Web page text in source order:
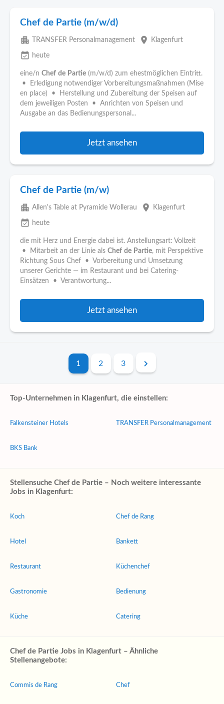
Chef de Partie (m/w/d)
apartment TRANSFER Personalmanagement place Klagenfurt
event_available heute
eine/n Chef de Partie (m/w/d) zum ehestmöglichen Eintritt.
• Erledigung notwendiger Vorbereitungsmaßnahmen (Mise
en place) • Herstellung und Zubereitung der Speisen auf
dem jeweiligen Posten • Anrichten von Speisen und
Ausgabe an das Bedienungspersonal...
Jetzt ansehen
Chef de Partie (m/w)
apartment Allen's Table at Pyramide Wollerau place Klagenfurt
event_available heute
die mit Herz und Energie dabei ist. Anstellungsart: Vollzeit
• Mitarbeit an der Linie als Chef de Partie, mit Perspektive
Richtung Sous Chef • Vorbereitung und Umsetzung
unserer Gerichte — im Restaurant und bei Catering-
Einsätzen • Verantwortung...
Jetzt ansehen
1 2 3
Top-Unternehmen in Klagenfurt, die einstellen:
Falkensteiner Hotels
BKS Bank
TRANSFER Personalmanagement
Stellensuche Chef de Partie – Noch weitere interessante
Jobs in Klagenfurt:
Koch
Hotel
Restaurant
Gastronomie
Küche
Chef de Rang
Bankett
Küchenchef
Bedienung
Catering
Chef de Partie Jobs in Klagenfurt – Ähnliche
Stellenangebote:
Commis de Rang Chef